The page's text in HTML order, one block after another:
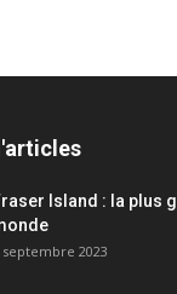
Island : la plus
septembre 2023